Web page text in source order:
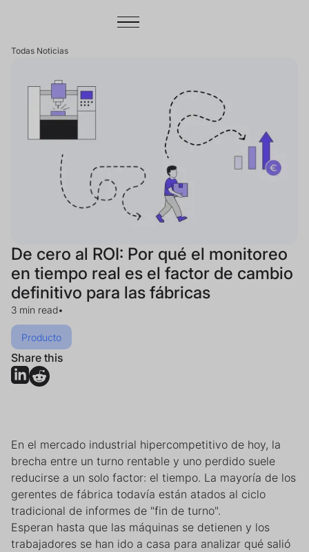
Todas Noticias
De cero al ROI: Por qué el monitoreo
en tiempo real es el factor de cambio
definitivo para las fábricas
3 min read•
Producto
Share this
En el mercado industrial hipercompetitivo de hoy, la
brecha entre un turno rentable y uno perdido suele
reducirse a un solo factor: el tiempo. La mayoría de los
gerentes de fábrica todavía están atados al ciclo
tradicional de informes de "fin de turno".
Esperan hasta que las máquinas se detienen y los
trabajadores se han ido a casa para analizar qué salió